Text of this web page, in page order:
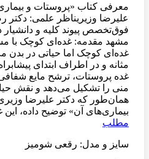
معرفی کتاب «پروستات و
علیرضا وزیریناظر علمی: دکتر
فوق‌تخصص پیوند کلیه و
مشهد مقدمه: غده‌ای کوچک با
غده‌ای کوچک اما حیاتی در بدن
مثانه و در اطراف ابتدای
غده پروستات، ترشح مایع
منی را تشکیل می‌دهد و نقش
همان‌طور که دکتر علیرضا
بیماری‌های آن» توضیح داده،
مطلب
سایز و مدل: رقعی شومیز